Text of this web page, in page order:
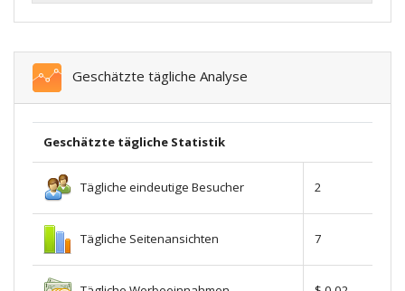
Geschätzte tägliche Analyse
Geschätzte tägliche Statistik
Tägliche eindeutige Besucher 2
Tägliche Seitenansichten 7